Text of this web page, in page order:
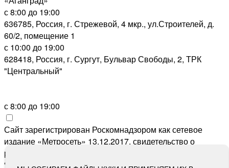
с 8:00 до 19:00
636785, Россия, г. Стрежевой, 4 мкр., ул.Строителей, д.
60/2, помещение 1
с 10:00 до 19:00
628418, Россия, г. Сургут, Бульвар Свободы, 2, ТРК
"Центральный"
с 8:00 до 19:00
Сайт зарегистрирован Роскомнадзором как сетевое
издание «Метросеть» 13.12.2017, свидетельство о
регистрации СМИ ЭЛ № ФС 77-71864, учредитель: ООО
“Метросеть“, главный редактор: Ермошин С.Н.,